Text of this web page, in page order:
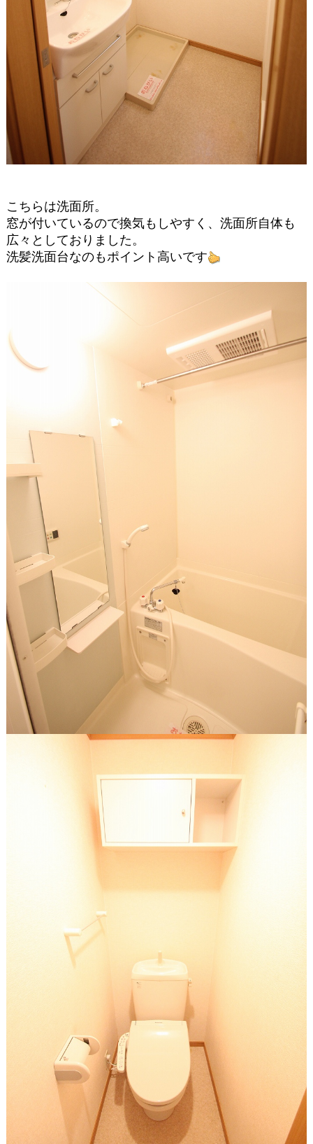
こちらは洗面所。
窓が付いているので換気もしやすく、洗面所自体も
広々としておりました。
洗髪洗面台なのもポイント高いです